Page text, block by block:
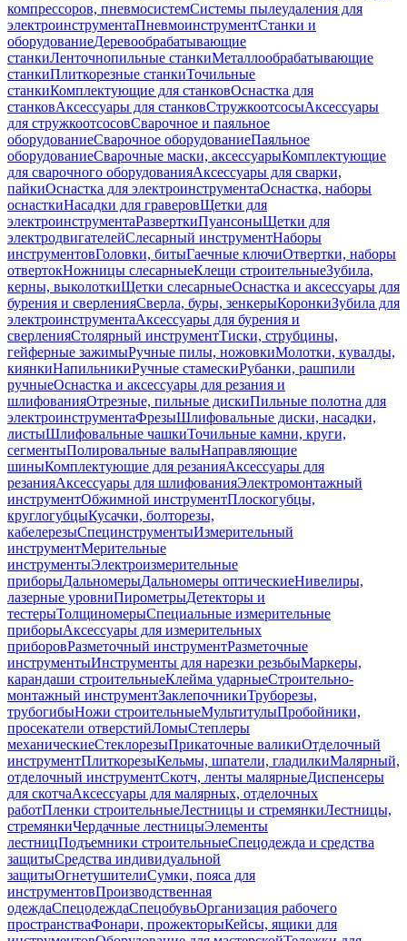
компрессоров, пневмосистемСистемы пылеудаления для
электроинструментаПневмоинструментСтанки и
оборудованиеДеревообрабатывающие
станкиЛенточнопильные станкиМеталлообрабатывающие
станкиПлиткорезные станкиТочильные
станкиКомплектующие для станковОснастка для
станковАксессуары для станковСтружкоотсосыАксессуары
для стружкоотсосовСварочное и паяльное
оборудованиеСварочное оборудованиеПаяльное
оборудованиеСварочные маски, аксессуарыКомплектующие
для сварочного оборудованияАксессуары для сварки,
пайкиОснастка для электроинструментаОснастка, наборы
оснасткиНасадки для граверовЩетки для
электроинструментаРазверткиПуансоныЩетки для
электродвигателейСлесарный инструментНаборы
инструментовГоловки, битыГаечные ключиОтвертки, наборы
отвертокНожницы слесарныеКлещи строительныеЗубила,
керны, выколоткиЩетки слесарныеОснастка и аксессуары для
бурения и сверленияСверла, буры, зенкерыКоронкиЗубила для
электроинструментаАксессуары для бурения и
сверленияСтолярный инструментТиски, струбцины,
гейферные зажимыРучные пилы, ножовкиМолотки, кувалды,
киянкиНапильникиРучные стамескиРубанки, рашпили
ручныеОснастка и аксессуары для резания и
шлифованияОтрезные, пильные дискиПильные полотна для
электроинструментаФрезыШлифовальные диски, насадки,
листыШлифовальные чашкиТочильные камни, круги,
сегментыПолировальные валыНаправляющие
шиныКомплектующие для резанияАксессуары для
резанияАксессуары для шлифованияЭлектромонтажный
инструментОбжимной инструментПлоскогубцы,
круглогубцыКусачки, болторезы,
кабелерезыСпецинструментыИзмерительный
инструментМерительные
инструментыЭлектроизмерительные
приборыДальномерыДальномеры оптическиеНивелиры,
лазерные уровниПирометрыДетекторы и
тестерыТолщиномерыСпециальные измерительные
приборыАксессуары для измерительных
приборовРазметочный инструментРазметочные
инструментыИнструменты для нарезки резьбыМаркеры,
карандаши строительныеКлейма ударныеСтроительно-
монтажный инструментЗаклепочникиТруборезы,
трубогибыНожи строительныеМультитулыПробойники,
просекатели отверстийЛомыСтеплеры
механическиеСтеклорезыПрикаточные валикиОтделочный
инструментПлиткорезыКельмы, шпатели, гладилкиМалярный,
отделочный инструментСкотч, ленты малярныеДиспенсеры
для скотчаАксессуары для малярных, отделочных
работПленки строительныеЛестницы и стремянкиЛестницы,
стремянкиЧердачные лестницыЭлементы
лестницПодъемники строительныеСпецодежда и средства
защитыСредства индивидуальной
защитыОгнетушителиСумки, пояса для
инструментовПроизводственная
одеждаСпецодеждаСпецобувьОрганизация рабочего
пространстваФонари, прожекторыКейсы, ящики для